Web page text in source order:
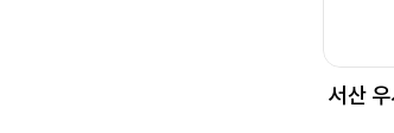
서산